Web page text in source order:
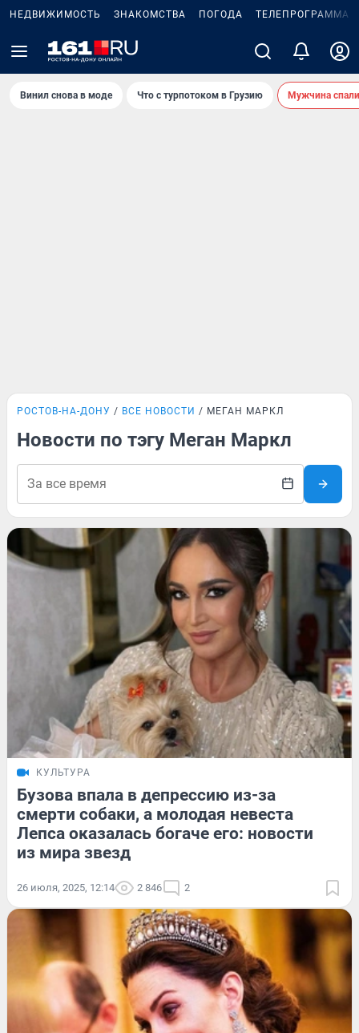
НЕДВИЖИМОСТЬ ЗНАКОМСТВА ПОГОДА ТЕЛЕПРОГРАММА
Винил снова в моде Что с турпотоком в Грузию Мужчина
РОСТОВ-НА-ДОНУ ВСЕ НОВОСТИ МЕГАН МАРКЛ
Новости по тэгу Меган Маркл
КУЛЬТУРА
Бузова впала в депрессию из-за
смерти собаки, а молодая невеста
Лепса оказалась богаче его: новости
из мира звезд
26 июля, 2025, 12:14 2 846 2